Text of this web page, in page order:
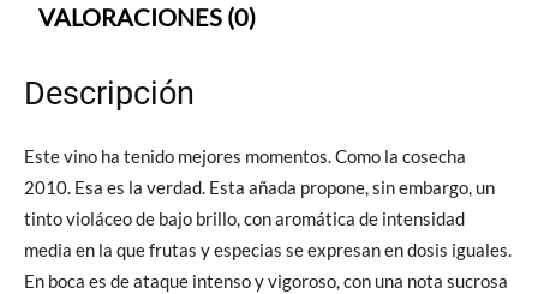
VALORACIONES (0)
Descripción
Este vino ha tenido mejores momentos. Como la cosecha
2010. Esa es la verdad. Esta añada propone, sin embargo, un
tinto violáceo de bajo brillo, con aromática de intensidad
media en la que frutas y especias se expresan en dosis iguales.
En boca es de ataque intenso y vigoroso, con una nota sucrosa